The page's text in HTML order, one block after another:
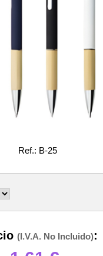
Ref.: B-25
(I.V.A. No Incluido):